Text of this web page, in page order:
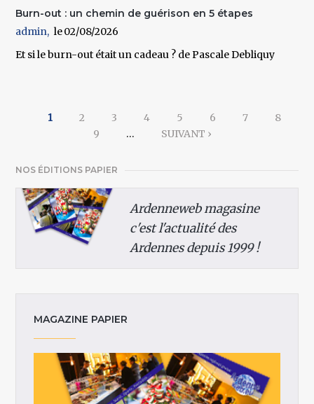
Burn-out : un chemin de guérison en 5 étapes
admin
02/08/2026
Et si le burn-out était un cadeau ? de Pascale Debliquy
1 2 3 4 5 6 7
8
9
… SUIVANT ›
NOS ÉDITIONS PAPIER
Ardenneweb magasine
c'est l'actualité des
Ardennes depuis 1999 !
MAGAZINE PAPIER